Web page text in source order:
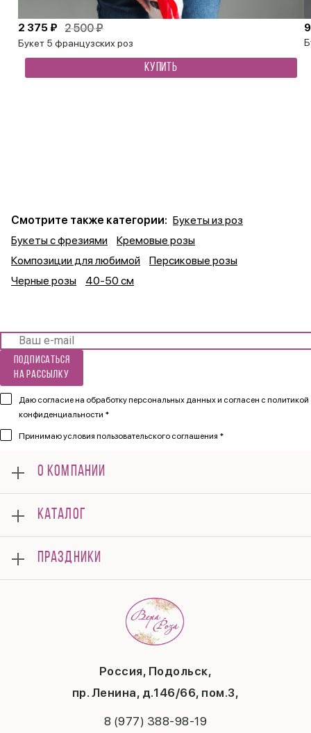
Букет 5 французских роз
2 375 ₽ 2 500 ₽
КУПИТЬ
Смотрите также категории: Букеты из роз
Букеты с фрезиями
Кремовые розы
Композиции для любимой
Персиковые розы
Черные розы
40-50 см
Подписаться
на рассылку
Даю согласие на обработку персональных данных и согласен с политикой
конфиденциальности *
Принимаюусловия пользовательского соглашения *
Россия, Подольск,
пр. Ленина, д.146/66, пом.3,
8 (977) 388-98-19
О КОМПАНИИ
Мероприятия
Корпоративным клиентам
Оплата
Доставка
Отзывы
Политика конфиденциальности
КАТАЛОГ
Композиции
Подарки
ПРАЗДНИКИ
Последний звонок